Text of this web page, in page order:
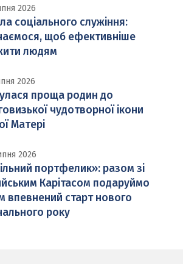
2026
соціального служіння:
щоб ефективніше
людям
2026
проща родин до
чудотворної ікони
Матері
2026
портфелик»: разом зі
Карітасом подаруймо
впевнений старт нового
року